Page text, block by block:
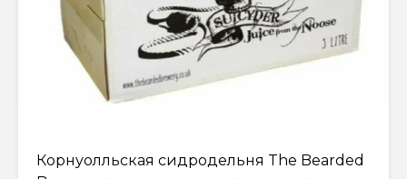
Корнуолльская сидродельня The Bearded